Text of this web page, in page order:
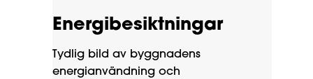
Energibesiktningar
Tydlig bild av byggnadens
energianvändning och